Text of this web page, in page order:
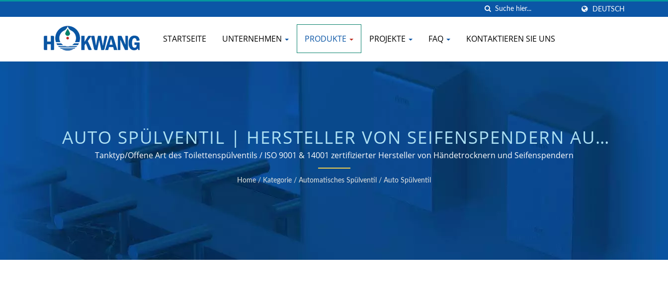
DEUTSCH
STARTSEITE UNTERNEHMEN PRODUKTE PROJEKTE FAQ KONTAKTIEREN SIE UNS
AUTO SPÜLVENTIL | HERSTELLER VON SEIFENSPENDERN AUS
EDELSTAHL | HOKWANG
Tanktyp/Offene Art des Toilettenspülventils / ISO 9001 & 14001 zertifizierter Hersteller von Händetrocknern und Seifenspendern
Home / Kategorie / Automatisches Spülventil / Auto Spülventil